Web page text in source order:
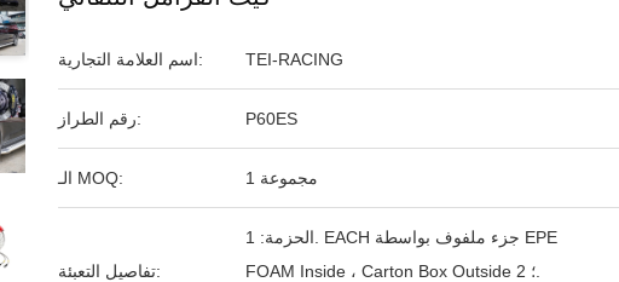
اسم العلامة التجارية: TEI-RACING
رقم الطراز: P60ES
الـ MOQ: 1 مجموعة
تفاصيل التعبئة:
الحزمة: 1. EACH جزء ملفوف بواسطة EPE
FOAM Inside ، Carton Box Outside ؛ 2.